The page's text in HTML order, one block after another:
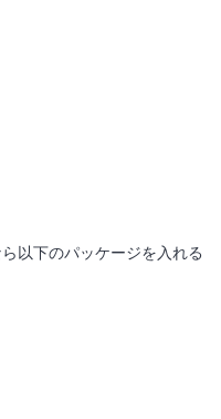
以下のパッケージを入れる